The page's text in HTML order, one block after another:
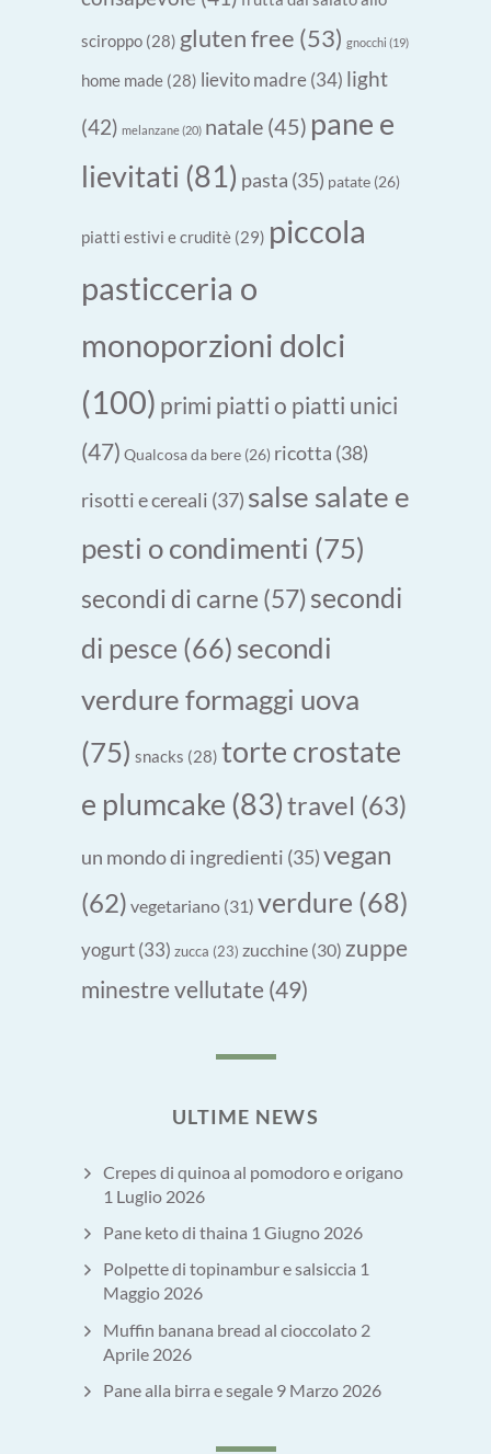
sciroppo (28) gluten free (53) gnocchi (19)
home made (28) lievito madre(34) light
(42) melanzane(20) natale (45) pane e
lievitati (81) pasta (35) patate (26)
piatti estivi e cruditè (29) piccola
pasticceria o
monoporzioni dolci
(100) primi piatti o piatti unici
(47) Qualcosa da bere (26) ricotta (38)
risotti e cereali (37) salse salate e
pesti o condimenti (75)
secondi di carne (57)secondi
di pesce (66) secondi
verdure formaggi uova
(75) snacks (28) torte crostate
e plumcake (83)travel (63)
un mondo di ingredienti (35)vegan
(62) vegetariano (31) verdure (68)
yogurt(33) zucca (23) zucchine (30) zuppe
minestre vellutate (49)
ULTIME NEWS
Crepes di quinoa al pomodoro e origano
1 Luglio 2026
Pane keto di thaina 1 Giugno 2026
Polpette di topinambur e salsiccia 1
Maggio 2026
Muffin banana bread al cioccolato 2
Aprile 2026
Pane alla birra e segale 9 Marzo 2026